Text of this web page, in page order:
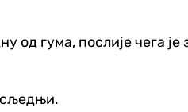
од гума, послије чега